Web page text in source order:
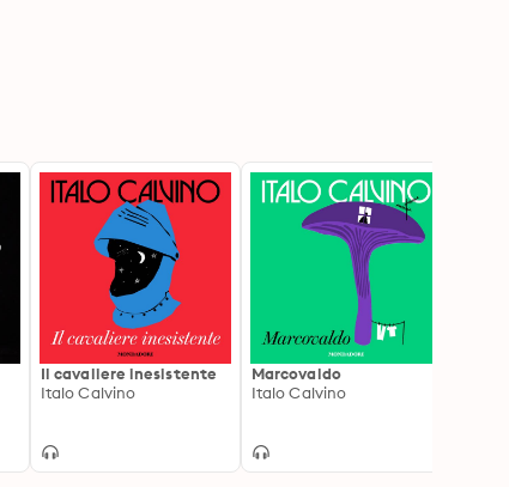
Il cavaliere inesistente
Italo Calvino
Marcovaldo
Italo Calvino